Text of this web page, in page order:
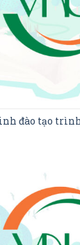
đào tạo